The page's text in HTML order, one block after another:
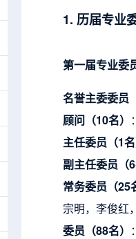
1. 历届专业
第一届专业委
名誉主委委员
顾问（10名）
主任委员（1
副主任委员（
常务委员（25
宗明，李俊红
委员（88名）